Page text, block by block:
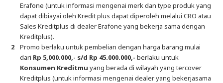
Erafone (untuk informasi mengenai merk dan type produk yang
dapat dibiayai oleh Kredit plus dapat diperoleh melalui CRO atau
Sales Kreditplus di dealer Erafone yang bekerja sama dengan
Kreditplus).
Promo berlaku untuk pembelian dengan harga barang mulai
dari Rp 5,000.000,- s/d Rp 45.000.000,- berlaku untuk
Konsumen Kreditmu yang berada di wilayah yang tercover
Kreditplus (untuk informasi mengenai dealer yang bekerjasama